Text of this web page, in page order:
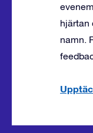
hjärtan
namn.